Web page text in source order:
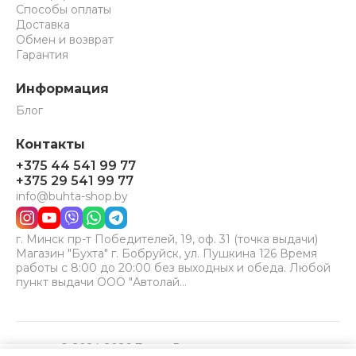
Способы оплаты
Доставка
Обмен и возврат
Гарантия
Информация
Блог
Контакты
+375 44 541 99 77
+375 29 541 99 77
info@buhta-shop.by
г. Минск пр-т Победителей, 19, оф. 31 (точка выдачи)
Магазин "Бухта" г. Бобруйск, ул. Пушкина 126 Время
работы с 8:00 до 20:00 без выходных и обеда. Любой
пункт выдачи ООО "Автолай…
© 2024-2026 Бухта. Все права защищены.